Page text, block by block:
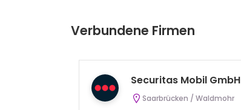
Verbundene Firmen
Securitas Mobil GmbH
Saarbrücken / Waldmohr